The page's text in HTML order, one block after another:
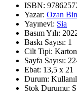
ISBN:
Yazar: Ozan
Yayınevi: Sia
Basım Yılı:
Baskı Sayısı: 1
Cilt Tipi:
Sayfa Sayısı:
Ebat: 13,5 x 21
Durum:
Stok Durumu: